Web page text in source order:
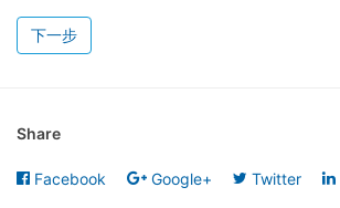
下一步
Share
Facebook Google+ Twitter